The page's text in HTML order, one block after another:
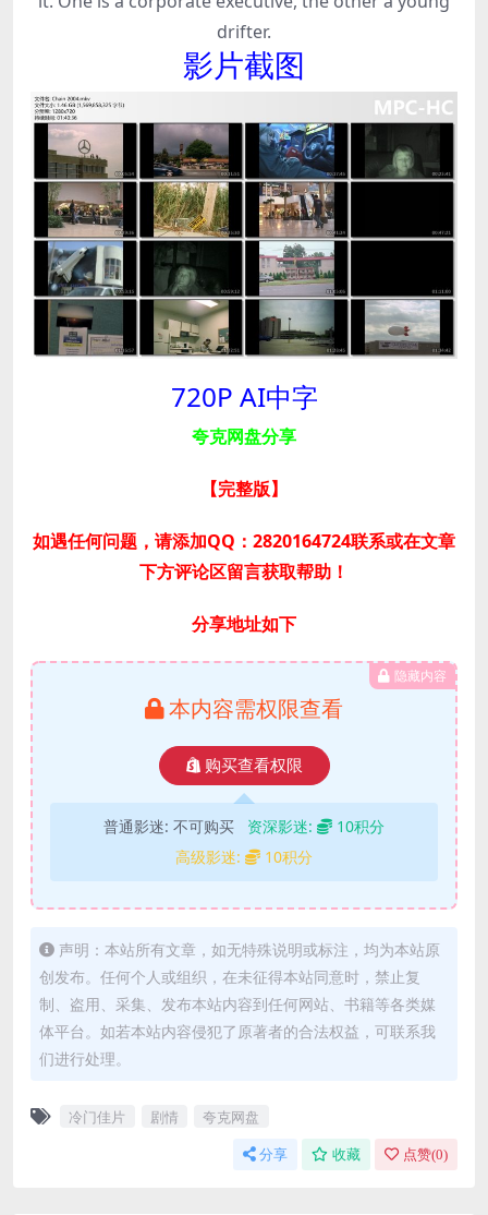
drifter.
影片截图
720P AI中字
夸克网盘分享
【完整版】
如遇任何问题，请添加QQ：2820164724联系或在文章
下方评论区留言获取帮助！
分享地址如下
隐藏内容
本内容需权限查看
购买查看权限
普通影迷: 不可购买 资深影迷:
10积分
高级影迷:
10积分
声明：本站所有文章，如无特殊说明或标注，均为本站原
创发布。任何个人或组织，在未征得本站同意时，禁止复
制、盗用、采集、发布本站内容到任何网站、书籍等各类媒
体平台。如若本站内容侵犯了原著者的合法权益，可联系我
们进行处理。
冷门佳片 剧情 夸克网盘
分享 收藏 点赞(0)